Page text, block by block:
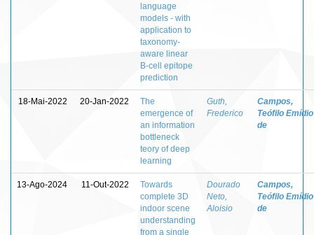
language
models - with
application to
taxonomy-
aware linear
B-cell epitope
prediction
18-Mai-2022 20-Jan-2022
The
emergence of
an information
bottleneck
teory of deep
learning
Guth,
Frederico
Campos,
Teófilo Emídio
de
13-Ago-2024 11-Out-2022
Towards
complete 3D
indoor scene
understanding
from a single
Dourado
Neto,
Aloisio
Campos,
Teófilo Emídio
de